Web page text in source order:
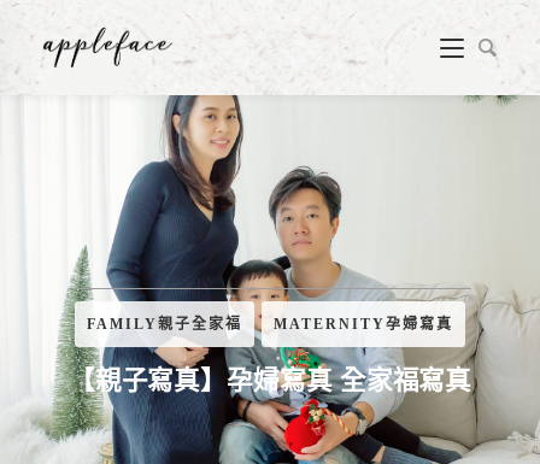
FAMILY親子全家福 MATERNITY孕婦寫真
【親子寫真】孕婦寫真 全家福寫真